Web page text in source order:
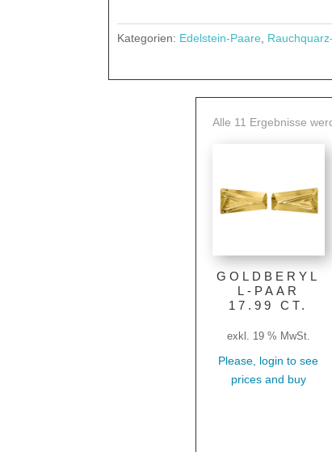
Kategorien: Edelstein-Paare
Alle 11 Ergebnisse
GOLDBERYL
L-PAAR
17.99 CT.
exkl. 19 % MwSt.
Please, login to see
prices and buy